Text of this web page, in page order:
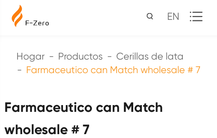
EN
Hogar Productos
Cerillas de lata
Farmaceutico can Match wholesale # 7
Farmaceutico can Match
wholesale # 7